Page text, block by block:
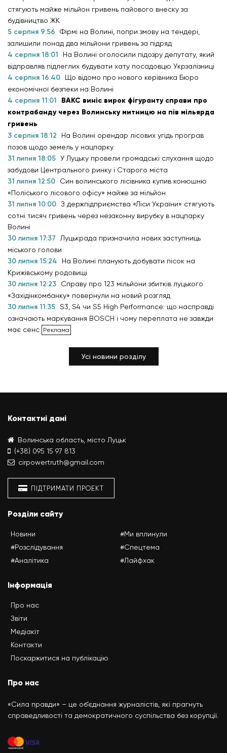
стягують майже мільйон гривень пайового внеску за
будівництво ЖК
5 серпня 9:56
Фірмі на Волині, попри змову на тендері,
залишили понад два мільйони гривень за підряд
4 серпня 18:01
На Волині оголосили підозру депутату, який
відправляв підлеглих будувати хату посадовцю Укрзалізниці
4 серпня 16:40
Що відомо про нового керівника Бюро
економічної безпеки на Волині
4 серпня 11:01
ВАКС виніс вирок фігуранту справи про
контрабанду через Волинську митницю на пів мільярда
гривень
3 серпня 18:12
На Волині орендар лісових угідь програв
позов щодо земель у нацпарку
31 липня 18:05 У Луцьку провели громадські слухання щодо
забудови Центрального ринку і Старого міста
31 липня 12:50
Син волинського лісівника купив конюшню
«Поліського лісового офісу» майже за мільйон
31 липня 10:00 З держпідприємства «Ліси України» стягують
сотні тисяч гривень через незаконну вирубку в нацпарку
Волині
30 липня 17:37
Луцькрада призначила нових заступниць
міського голови
30 липня 15:24
На Волині планують добувати пісок на
Крижівському родовищі
30 липня 12:23
Справу про 123 мільйони збитків луцького
«Західінкомбанку» повернули на новий розгляд
30 липня 11:35 S3, S4 чи S5 High Performance: що насправді
означають маркування BOSCH і чому переплата не завжди
має сенс
Усі новини розділу
Контактні дані
Волинська область, місто Луцьк
(+38) 095 15 97 813
cirpowertruth@gmail.com
ПІДТРИМАТИ ПРОЕКТ
Розділи сайту
Новини
#Розслідування
#Аналітика
#Ми вплинули
#Спецтема
#Лайфхак
Інформація
Про нас
Звіти
Медіакіт
Контакти
Поскаржитися на публікацію
Про нас
«Сила правди» – це об’єднання журналістів, які прагнуть
справедливості та демократичного суспільства без корупції.